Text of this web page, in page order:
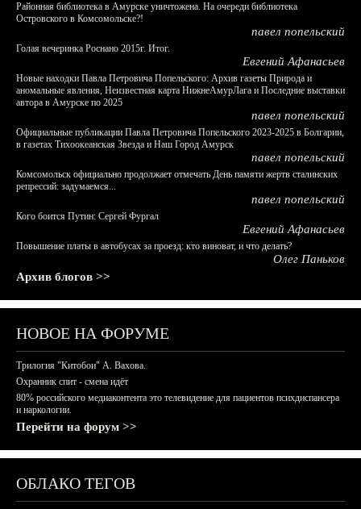
Районная библиотека в Амурске уничтожена. На очереди библиотека
Островского в Комсомольске?!
павел попельский
Голая вечеринка Роснано 2015г. Итог.
Евгений Афанасьев
Новые находки Павла Петровича Попельского: Архив газеты Природа и
аномальные явления, Неизвестная карта НижнеАмурЛага и Последние выставки
автора в Амурске по 2025
павел попельский
Официальные публикации Павла Петровича Попельского 2023-2025 в Болгарии,
в газетах Тихоокеанская Звезда и Наш Город Амурск
павел попельский
Комсомольск официально продолжает отмечать День памяти жертв сталинских
репрессий: задумаемся...
павел попельский
Кого боится Путин: Сергей Фургал
Евгений Афанасьев
Повышение платы в автобусах за проезд: кто виноват, и что делать?
Олег Паньков
Архив блогов >>
НОВОЕ НА ФОРУМЕ
Трилогия "Китобои" А. Вахова.
Охранник спит - смена идёт
80% российского медиаконтента это телевидение для пациентов психдиспансера
и наркологии.
Перейти на форум >>
ОБЛАКО ТЕГОВ